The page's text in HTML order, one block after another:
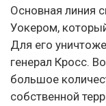
Основная линия
Уокером,
Для его
генерал Кросс.
большое
собственной